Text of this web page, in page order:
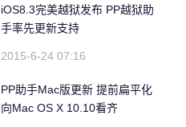
iOS8.3完美越狱发布 PP越狱助
手率先更新支持
2015-6-24 07:16
PP助手Mac版更新 提前扁平化
向Mac OS X 10.10看齐